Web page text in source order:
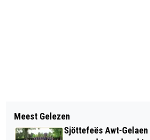
PROGRAMMA VAN HET
FESTIVAL VOLGEND
WANDELING IN DE DELLEN
Meest Gelezen
Sjöttefeës Awt-